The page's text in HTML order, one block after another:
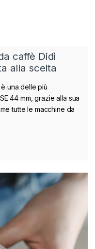
caffè Didì
alla scelta
una delle più
44 mm, grazie alla sua
tutte le macchine da